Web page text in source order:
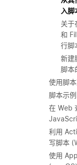
入脚
关于
和
行脚
新建
脚本
使用脚
脚本示例
在 Web
利用
写脚本
使用